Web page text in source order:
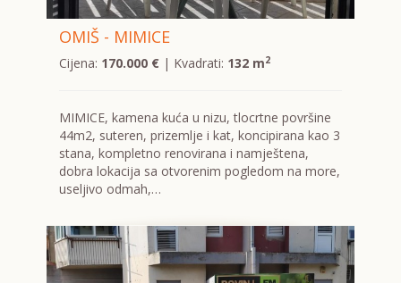
OMIŠ - MIMICE
Cijena: 170.000 €| Kvadrati: 132 m2
MIMICE, kamena kuća u nizu, tlocrtne površine
44m2, suteren, prizemlje i kat, koncipirana kao 3
stana, kompletno renovirana i namještena,
dobra lokacija sa otvorenim pogledom na more,
useljivo odmah,…